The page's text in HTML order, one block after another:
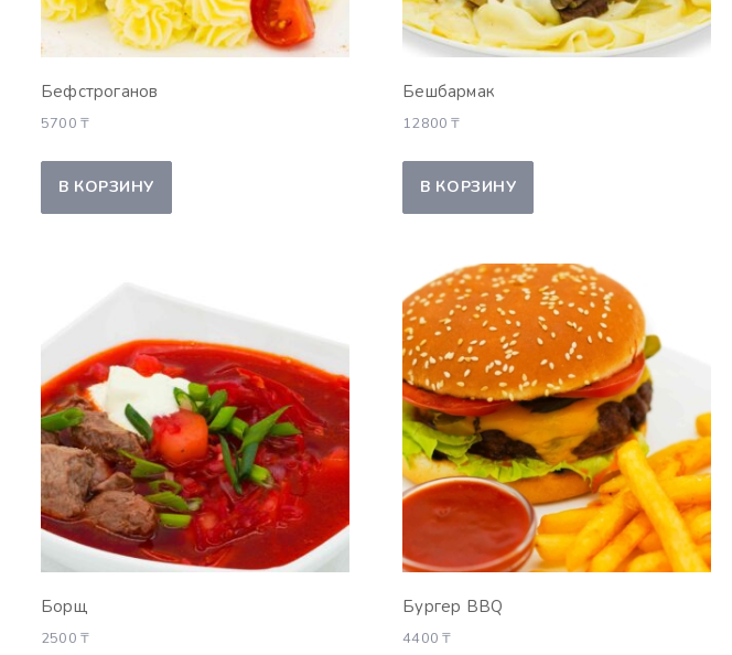
Бефстрога­нов
5700 ₸
В КОРЗИНУ
Бешбармак
12800₸
В КОРЗИНУ
Борщ
2500 ₸
Бургер BBQ
4400₸